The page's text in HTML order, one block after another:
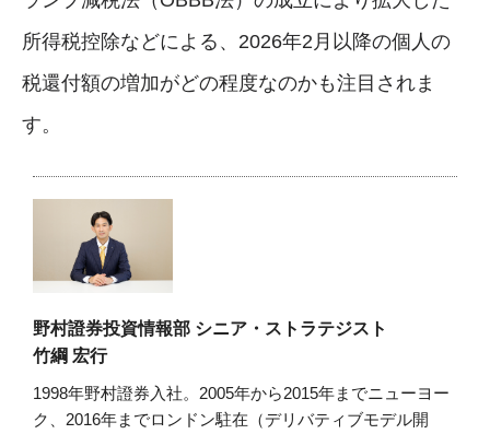
所得税控除などによる、2026年2月以降の個人の
税還付額の増加がどの程度なのかも注目されま
す。
野村證券投資情報部 シニア・ストラテジスト
竹綱 宏行
1998年野村證券入社。2005年から2015年までニューヨー
ク、2016年までロンドン駐在（デリバティブモデル開